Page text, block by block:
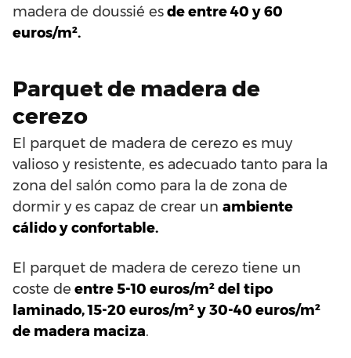
madera de doussié esde entre 40 y 60
euros/m².
Parquet de madera de
cerezo
El parquet de madera de cerezo es muy
valioso y resistente, es adecuado tanto para la
zona del salón como para la de zona de
dormir y es capaz de crear un ambiente
cálido y confortable.
El parquet de madera de cerezo tiene un
coste de entre 5-10 euros/m² del tipo
laminado, 15-20 euros/m² y 30-40 euros/m²
de madera maciza.